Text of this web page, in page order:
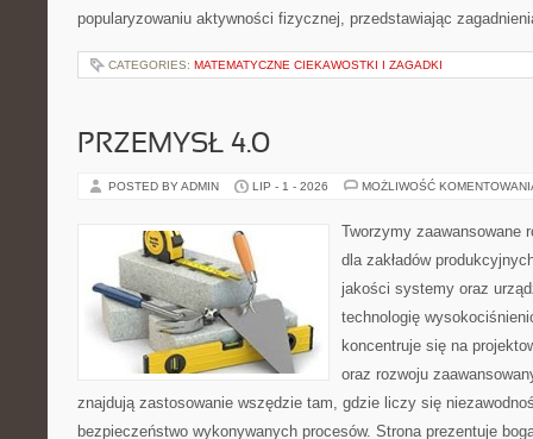
popularyzowaniu aktywności fizycznej, przedstawiając
CATEGORIES: MATEMATYCZNE CIEKAWOSTKI I ZAGADKI
PRZEMYSŁ 4.0
POSTED BY ADMIN LIP - 1 - 2026 MOŻLIWOŚĆ
Tworzymy zaawansowane
dla zakładów
jakości systemy oraz
technologię
koncentruje się na
oraz rozwoju
znajdują zastosowanie wszędzie tam, gdzie liczy się
bezpieczeństwo wykonywanych procesów. Strona prezentuje